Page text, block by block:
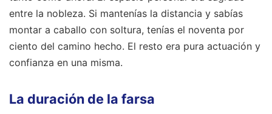
entre la nobleza. Si mantenías la distancia y sabías
montar a caballo con soltura, tenías el noventa por
ciento del camino hecho. El resto era pura actuación y
confianza en una misma.
La duración de la farsa